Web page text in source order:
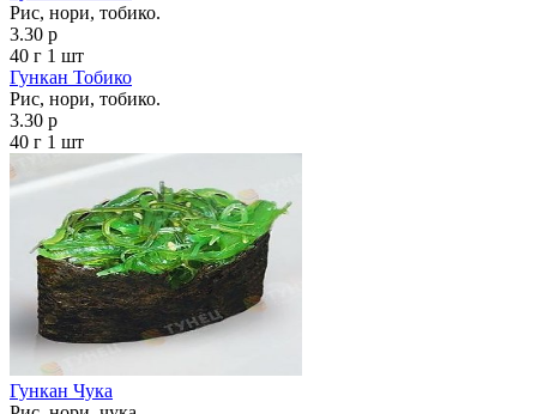
Рис, нори, тобико.
3.30 р
40 г 1 шт
Гункан Тобико
Рис, нори, тобико.
3.30 р
40 г 1 шт
Гункан Чука